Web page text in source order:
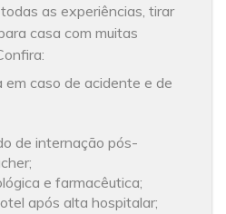
as experiências, tirar
casa com muitas
em caso de acidente e de
de internação pós-
e farmacêutica;
após alta hospitalar;